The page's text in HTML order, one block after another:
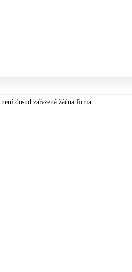
není dosud zařazená žádna firma.